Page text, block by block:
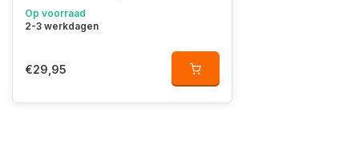
Op voorraad
2-3 werkdagen
€29,95